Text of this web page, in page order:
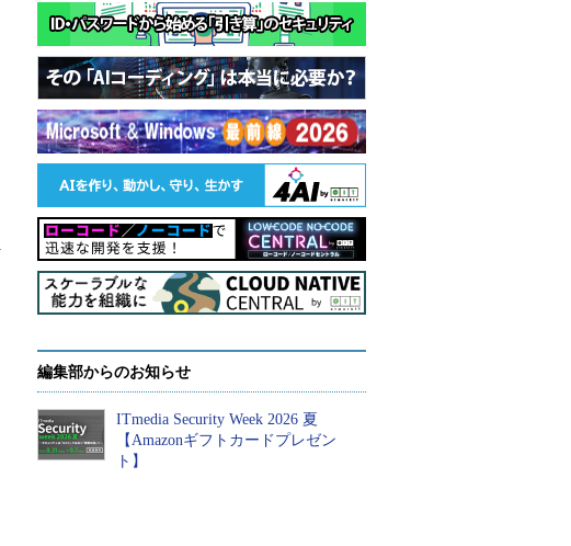
編集部からのお知らせ
ITmedia Security Week 2026 夏
【Amazonギフトカードプレゼン
ト】